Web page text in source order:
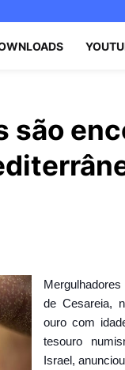
são
de Cesareia,
ouro com
tesouro
Israel,